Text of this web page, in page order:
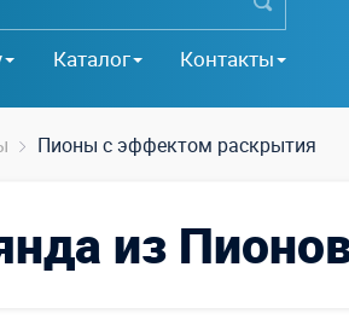
Каталог Контакты
Пионы с эффектом раскрытия
из